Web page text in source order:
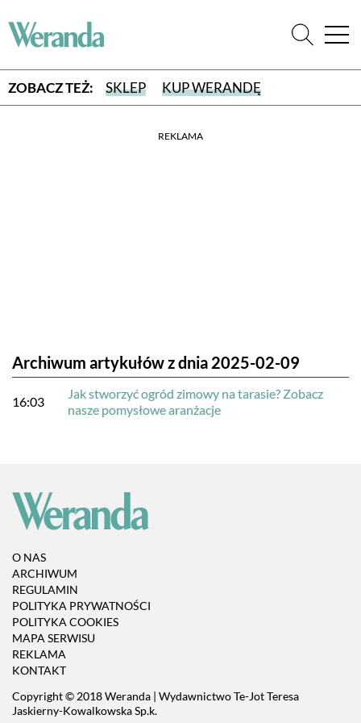
ZOBACZ TEŻ: SKLEP KUP WERANDĘ
REKLAMA
Archiwum artykułów z dnia 2025-02-09
16:03
Jak stworzyć ogród zimowy na tarasie? Zobacz
nasze pomysłowe aranżacje
O NAS
ARCHIWUM
REGULAMIN
POLITYKA PRYWATNOŚCI
POLITYKA COOKIES
MAPA SERWISU
REKLAMA
KONTAKT
Copyright © 2018 Weranda | Wydawnictwo Te-Jot Teresa
Jaskierny-Kowalkowska Sp.k.